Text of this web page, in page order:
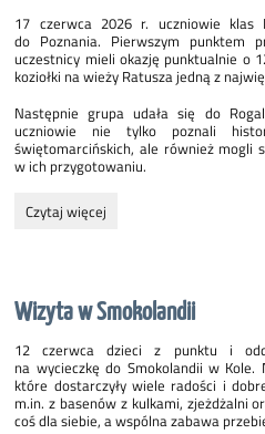
17 czerwca 2026 r. uczniowie klas
do Poznania. Pierwszym punktem
uczestnicy mieli okazję punktualnie o
koziołki na wieży Ratusza jedną z
Następnie grupa udała się do
uczniowie nie tylko poznali
świętomarcińskich, ale również mogli
w ich przygotowaniu.
Wycieczka
Czytaj więcej
Wizyta w Smokolandii
12 czerwca dzieci z punktu i
na wycieczkę do Smokolandii w
które dostarczyły wiele radości i
m.in. z basenów z kulkami, zjeżdżalni
coś dla siebie, a wspólna zabawa